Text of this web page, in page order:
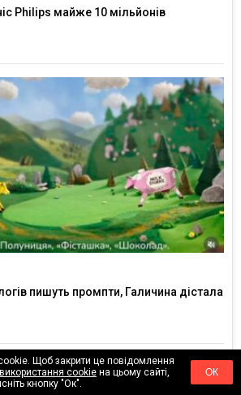
Philips майже 10 мільйонів
пишуть промпти, Галичина дістала
Щоб закрити це повідомлення
використання cookieна цьому сайті,
кнопку "Ок".
ОК